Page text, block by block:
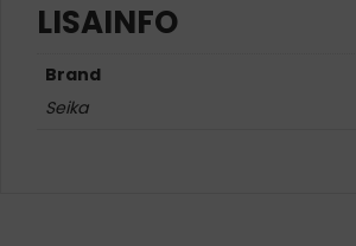
LISAINFO
Brand
Seika